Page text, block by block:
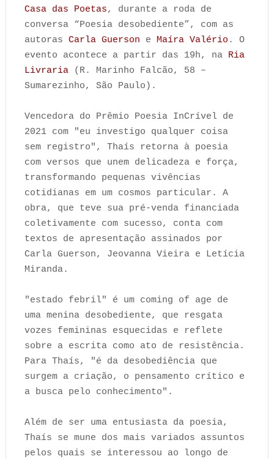
Casa das Poetas, durante a roda de
conversa “Poesia desobediente”, com as
autoras Carla Guerson e Maíra Valério . O
evento acontece a partir das 19h, na Ria
Livraria(R. Marinho Falcão, 58 –
Sumarezinho, São Paulo).
Vencedora do Prêmio Poesia InCrível de
2021 com "eu investigo qualquer coisa
sem registro", Thaís retorna à poesia
com versos que unem delicadeza e força,
transformando pequenas vivências
cotidianas em um cosmos particular. A
obra, que teve sua pré-venda financiada
coletivamente com sucesso, conta com
textos de apresentação assinados por
Carla Guerson, Jeovanna Vieira e Letícia
Miranda.
"estado febril" é um coming of age de
uma menina desobediente, que resgata
vozes femininas esquecidas e reflete
sobre a escrita como ato de resistência.
Para Thaís, "é da desobediência que
surgem a criação, o pensamento crítico e
a busca pelo conhecimento".
Além de ser uma entusiasta da poesia,
Thaís se mune dos mais variados assuntos
pelos quais se interessou ao longo de